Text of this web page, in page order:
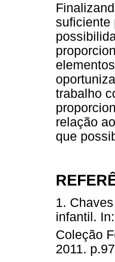
suficiente
trabalho
relação
que
1.
infantil.
Coleção
2011.